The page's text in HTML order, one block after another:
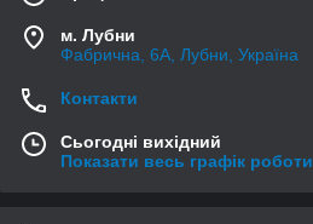
м. Лубни
Фабрична, 6А, Лубни, Україна
Контакти
Сьогодні вихідний
Показати весь графік роботи